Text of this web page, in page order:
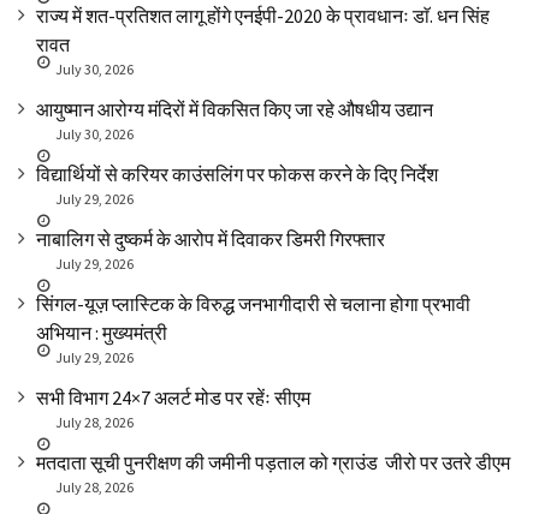
राज्य में शत-प्रतिशत लागू होंगे एनईपी-2020 के प्रावधानः डाॅ. धन सिंह
रावत
July 30, 2026
आयुष्मान आरोग्य मंदिरों में विकसित किए जा रहे औषधीय उद्यान
July 30, 2026
विद्यार्थियों से करियर काउंसलिंग पर फोकस करने के दिए निर्देश
July 29, 2026
नाबालिग से दुष्कर्म के आरोप में दिवाकर डिमरी गिरफ्तार
July 29, 2026
सिंगल-यूज़ प्लास्टिक के विरुद्ध जनभागीदारी से चलाना होगा प्रभावी
अभियान : मुख्यमंत्री
July 29, 2026
सभी विभाग 24×7 अलर्ट मोड पर रहेंः सीएम
July 28, 2026
मतदाता सूची पुनरीक्षण की जमीनी पड़ताल को ग्राउंड जीरो पर उतरे डीएम
July 28, 2026